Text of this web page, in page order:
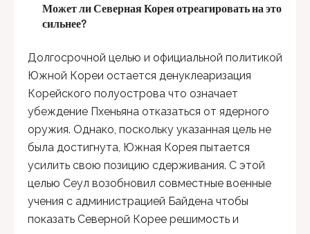
Может ли Северная Корея отреагировать на это
сильнее?
Долгосрочной целью и официальной политикой
Южной Кореи остается денуклеаризация
Корейского полуострова что означает
убеждение Пхеньяна отказаться от ядерного
оружия. Однако, поскольку указанная цель не
была достигнута, Южная Корея пытается
усилить свою позицию сдерживания. С этой
целью Сеул возобновил совместные военные
учения с администрацией Байдена чтобы
показать Северной Корее решимость и